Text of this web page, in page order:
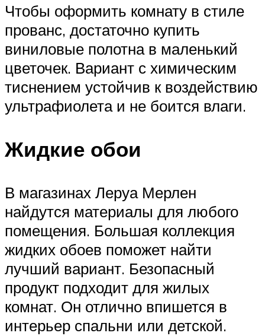
Чтобы оформить комнату в стиле
прованс, достаточно купить
виниловые полотна в маленький
цветочек. Вариант с химическим
тиснением устойчив к воздействию
ультрафиолета и не боится влаги.
Жидкие обои
В магазинах Леруа Мерлен
найдутся материалы для любого
помещения. Большая коллекция
жидких обоев поможет найти
лучший вариант. Безопасный
продукт подходит для жилых
комнат. Он отлично впишется в
интерьер спальни или детской.